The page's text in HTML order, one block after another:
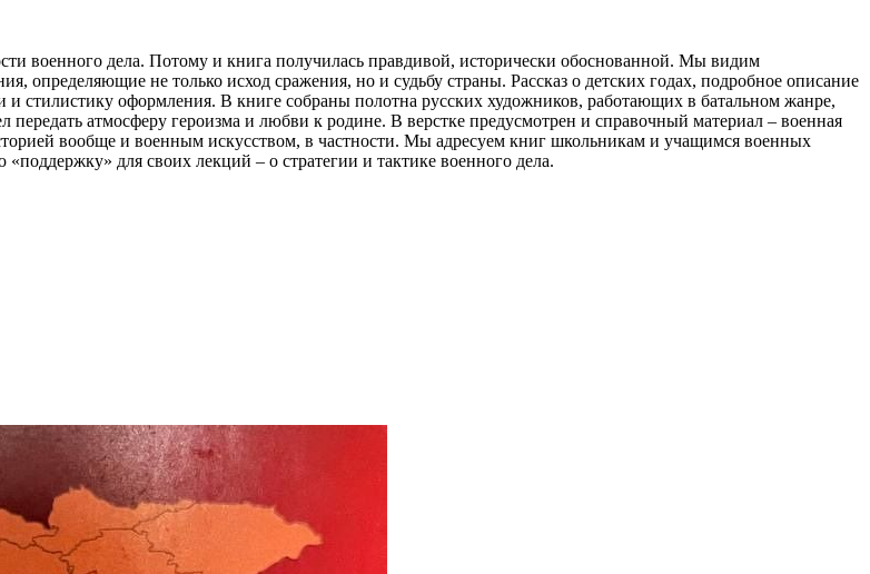
военного дела. Потому и книга получилась правдивой, исторически обоснованной. Мы видим
определяющие не только исход сражения, но и судьбу страны. Рассказ о детских годах, подробное описание
стилистику оформления. В книге собраны полотна русских художников, работающих в батальном жанре,
атмосферу героизма и любви к родине. В верстке предусмотрен и справочный материал – военная
вообще и военным искусством, в частности. Мы адресуем книг школьникам и учащимся военных
для своих лекций – о стратегии и тактике военного дела.